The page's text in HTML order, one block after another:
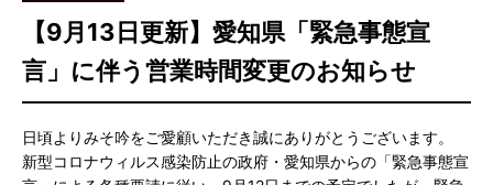
【9月13日更新】愛知県「緊急事態宣
言」に伴う営業時間変更のお知らせ
日頃よりみそ吟をご愛顧いただき誠にありがとうございます。
新型コロナウィルス感染防止の政府・愛知県からの「緊急事態宣